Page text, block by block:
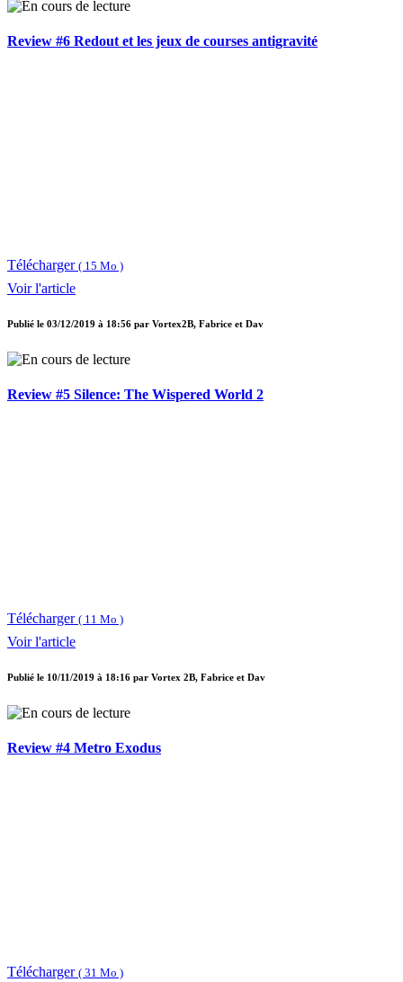
Review #6 Redout et les jeux de courses antigravité
Télécharger ( 15 Mo )
Voir l'article
Publié le 03/12/2019 à 18:56 par Vortex2B, Fabrice et Dav
Review #5 Silence: The Wispered World 2
Télécharger ( 11 Mo )
Voir l'article
Publié le 10/11/2019 à 18:16 par Vortex 2B, Fabrice et Dav
Review #4 Metro Exodus
Télécharger ( 31 Mo )